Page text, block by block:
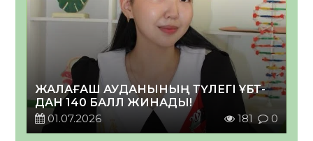
ЖАЛАҒАШ АУДАНЫНЫҢ ТҮЛЕГІ ҰБТ-
ДАН 140 БАЛЛ ЖИНАДЫ!
01.07.2026
181 0